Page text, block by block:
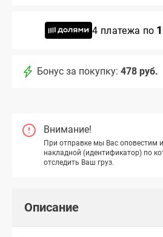
4 платежа по
Бонус за покупку: 478 руб.
Внимание!
При отправке мы Вас оповестим
накладной (идентификатор) по
отследить Ваш груз.
Описание